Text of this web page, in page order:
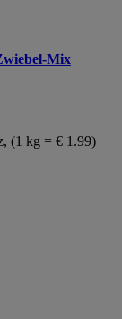
Mix
(1 kg = € 1.99)